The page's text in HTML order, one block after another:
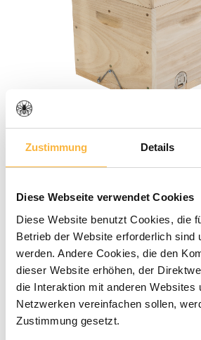
Zustimmung Details
Diese Webseite verwendet Cookies
Diese Website benutzt Cookies, die
Betrieb der Website erforderlich sind
werden. Andere Cookies, die den
dieser Website erhöhen, der
die Interaktion mit anderen Websites
Netzwerken vereinfachen sollen,
Zustimmung gesetzt.
Durchschnittliche Bewertung
0 Bewertungen
Preise inkl. MwSt. zzgl.
Verfügbar in der
Produkt Anzahl: Gib